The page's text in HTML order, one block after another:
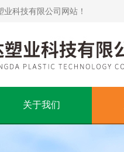
科技有限公司网站！
关于我们